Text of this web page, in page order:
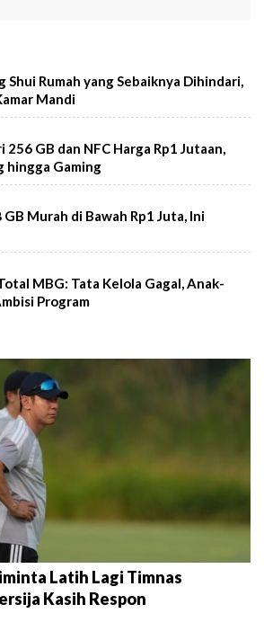
Shui Rumah yang Sebaiknya Dihindari,
Mandi
256 GB dan NFC Harga Rp1 Jutaan,
hingga Gaming
GB Murah di Bawah Rp1 Juta, Ini
MBG: Tata Kelola Gagal, Anak-
Program
Latih Lagi Timnas
Kasih Respon